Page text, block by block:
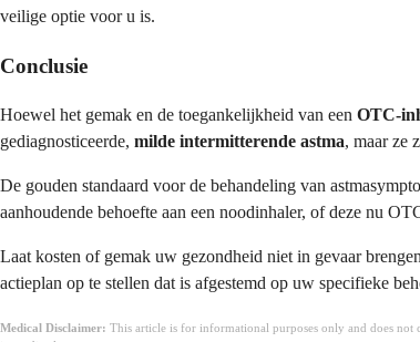
veilige optie voor u is.
Conclusie
Hoewel het gemak en de toegankelijkheid van een OTC-
gediagnosticeerde, milde intermitterende astma, maar ze
De gouden standaard voor de behandeling van
aanhoudende behoefte aan een noodinhaler, of deze nu
Laat kosten of gemak uw gezondheid niet in gevaar
actieplan op te stellen dat is afgestemd op uw specifieke
Medical Disclaimer: This article is for informational purposes only and does not